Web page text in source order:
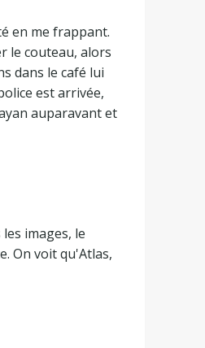
en me frappant.
le couteau, alors
dans le café lui
est arrivée,
auparavant et
images, le
On voit qu'Atlas,